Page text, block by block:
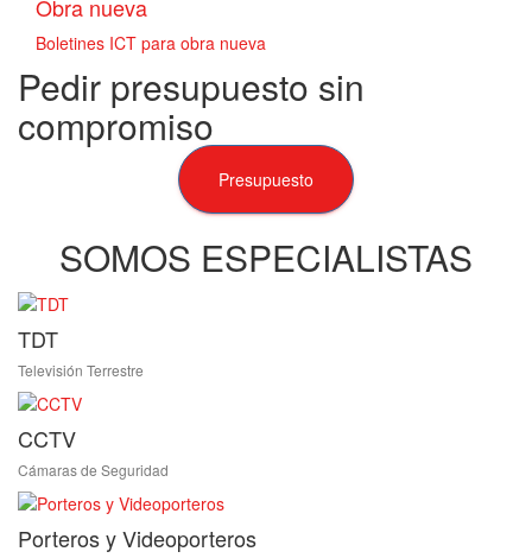
Obra nueva
Boletines ICT para obra nueva
Pedir presupuesto sin
compromiso
Presupuesto
SOMOS ESPECIALISTAS
TDT
Televisión Terrestre
CCTV
Cámaras de Seguridad
Porteros y Videoporteros